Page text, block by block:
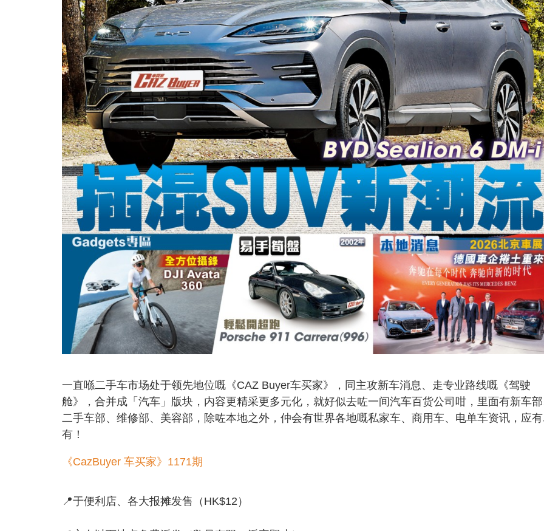
一直喺二手车市场处于领先地位嘅《CAZ Buyer车买家》，同主攻新车消息、走专业路线嘅《驾驶
舱》，合并成「汽车」版块，内容更精采更多元化，就好似去咗一间汽车百货公司咁，里面有新车部
二手车部、维修部、美容部，除咗本地之外，仲会有世界各地嘅私家车、商用车、电单车资讯，应
有！
《CazBuyer 车买家》1171期
📍于便利店、各大报摊发售（HK$12）